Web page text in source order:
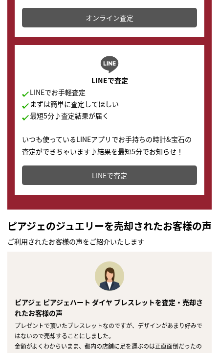
かります。
オンライン査定
LINEで査定
LINEでお手軽査定
まずは簡単に査定してほしい
最短5分♪査定結果が届く
いつも使っているLINEアプリでお手持ちの時計&宝石の
査定ができちゃいます♪結果を最短5分でお知らせ！
どこからでもすぐに査定金額を知ることが出来ます。
LINEで査定
ピアジェのジュエリーを売却されたお客様の声
ご利用されたお客様の声をご紹介いたします
ピアジェ ピアジェハート ダイヤ ブレスレットを査定・売却さ
れたお客様の声
プレゼントで頂いたブレスレットなのですが、デザインがあまり好みで
はないので売却することにしました。
金額がよくわからいまま、都内の店舗に足を運ぶのは正直面倒だったの